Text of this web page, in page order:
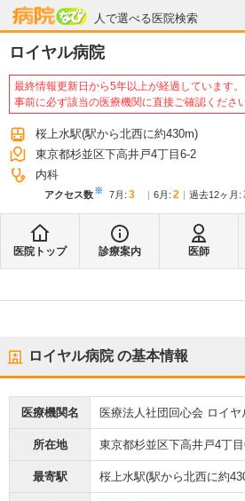
人で選べる医院検索
病院なび
ロイヤル病院
最終情報更新日から5年以上が経過しています。
事前に必ず該当の医療機関に直接ご確認ください
桜上水駅(駅から北西に約430m)
東京都杉並区下高井戸4丁目6-2
内科
アクセス数※ 7月 : 3 6月 : 2 過去12ヶ月:
医院トップ 診療案内 医師
ロイヤル病院の基本情報
医療機関名 医療法人社団回心会 ロイヤ
所在地 東京都杉並区下高井戸4丁
最寄駅 桜上水駅(駅から北西に約